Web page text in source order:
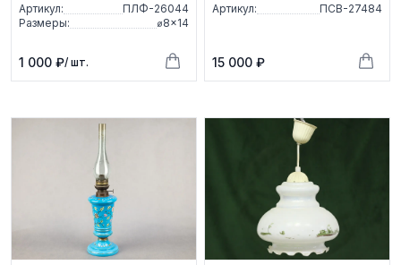
Артикул:
ПЛФ-26044
Размеры:
⌀8×14
1 000 ₽/ шт.
Артикул: ПСВ-27484
15 000 ₽